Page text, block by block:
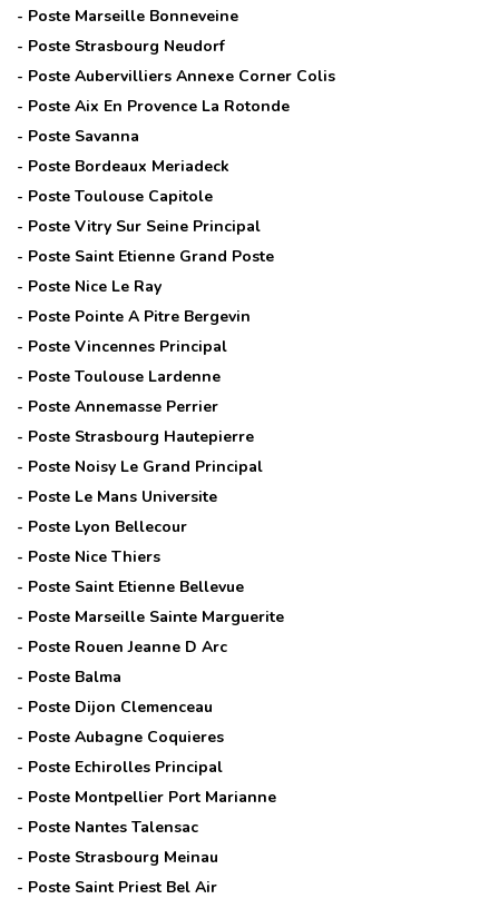
- Poste Marseille Bonneveine
- Poste Strasbourg Neudorf
- Poste Aubervilliers Annexe Corner Colis
- Poste Aix En Provence La Rotonde
- Poste Savanna
- Poste Bordeaux Meriadeck
- Poste Toulouse Capitole
- Poste Vitry Sur Seine Principal
- Poste Saint Etienne Grand Poste
- Poste Nice Le Ray
- Poste Pointe A Pitre Bergevin
- Poste Vincennes Principal
- Poste Toulouse Lardenne
- Poste Annemasse Perrier
- Poste Strasbourg Hautepierre
- Poste Noisy Le Grand Principal
- Poste Le Mans Universite
- Poste Lyon Bellecour
- Poste Nice Thiers
- Poste Saint Etienne Bellevue
- Poste Marseille Sainte Marguerite
- Poste Rouen Jeanne D Arc
- Poste Balma
- Poste Dijon Clemenceau
- Poste Aubagne Coquieres
- Poste Echirolles Principal
- Poste Montpellier Port Marianne
- Poste Nantes Talensac
- Poste Strasbourg Meinau
- Poste Saint Priest Bel Air